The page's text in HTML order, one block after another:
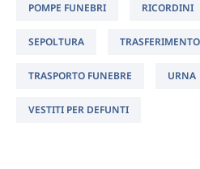
POMPE FUNEBRI RICORDINI
SEPOLTURA
TRASPORTO FUNEBRE URNA
VESTITI PER DEFUNTI